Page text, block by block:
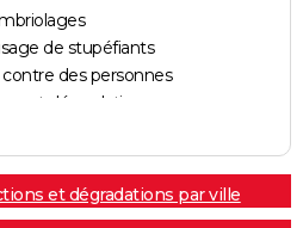
de stupéfiants
des personnes
et dégradations
et dégradations par ville